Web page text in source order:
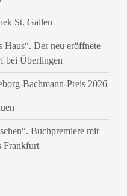
St. Gallen
Haus“. Der neu eröffnete
bei Überlingen
Bachmann-Preis 2026
Buchpremiere mit
Frankfurt